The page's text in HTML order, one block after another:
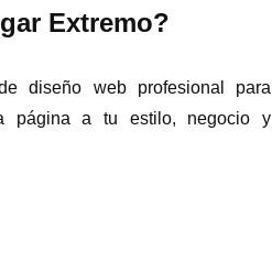
Extremo?
diseño web profesional para
página a tu estilo, negocio y